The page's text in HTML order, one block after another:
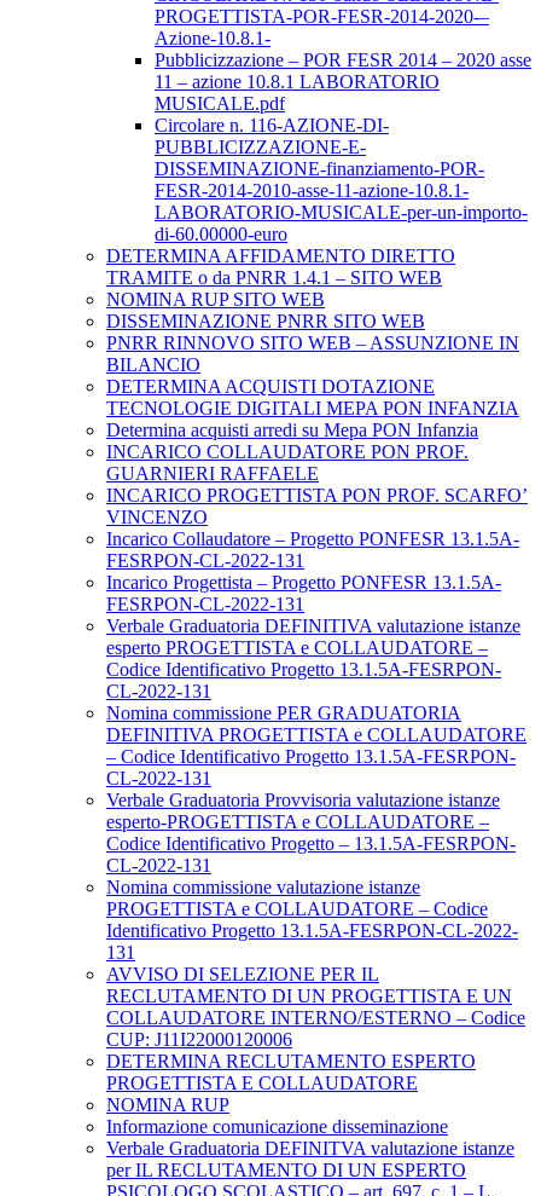
PROGETTISTA-POR-FESR-2014-2020-–
Azione-10.8.1-
Pubblicizzazione – POR FESR 2014 – 2020 asse
11 – azione 10.8.1 LABORATORIO
MUSICALE.pdf
Circolare n. 116-AZIONE-DI-
PUBBLICIZZAZIONE-E-
DISSEMINAZIONE-finanziamento-POR-
FESR-2014-2010-asse-11-azione-10.8.1-
LABORATORIO-MUSICALE-per-un-importo-
di-60.00000-euro
DETERMINA AFFIDAMENTO DIRETTO
TRAMITE o da PNRR 1.4.1 – SITO WEB
NOMINA RUP SITO WEB
DISSEMINAZIONE PNRR SITO WEB
PNRR RINNOVO SITO WEB – ASSUNZIONE IN
BILANCIO
DETERMINA ACQUISTI DOTAZIONE
TECNOLOGIE DIGITALI MEPA PON INFANZIA
Determina acquisti arredi su Mepa PON Infanzia
INCARICO COLLAUDATORE PON PROF.
GUARNIERI RAFFAELE
INCARICO PROGETTISTA PON PROF. SCARFO’
VINCENZO
Incarico Collaudatore – Progetto PONFESR 13.1.5A-
FESRPON-CL-2022-131
Incarico Progettista – Progetto PONFESR 13.1.5A-
FESRPON-CL-2022-131
Verbale Graduatoria DEFINITIVA valutazione istanze
esperto PROGETTISTA e COLLAUDATORE –
Codice Identificativo Progetto 13.1.5A-FESRPON-
CL-2022-131
Nomina commissione PER GRADUATORIA
DEFINITIVA PROGETTISTA e COLLAUDATORE
– Codice Identificativo Progetto 13.1.5A-FESRPON-
CL-2022-131
Verbale Graduatoria Provvisoria valutazione istanze
esperto-PROGETTISTA e COLLAUDATORE –
Codice Identificativo Progetto – 13.1.5A-FESRPON-
CL-2022-131
Nomina commissione valutazione istanze
PROGETTISTA e COLLAUDATORE – Codice
Identificativo Progetto 13.1.5A-FESRPON-CL-2022-
131
AVVISO DI SELEZIONE PER IL
RECLUTAMENTO DI UN PROGETTISTA E UN
COLLAUDATORE INTERNO/ESTERNO – Codice
CUP: J11I22000120006
DETERMINA RECLUTAMENTO ESPERTO
PROGETTISTA E COLLAUDATORE
NOMINA RUP
Informazione comunicazione disseminazione
Verbale Graduatoria DEFINITVA valutazione istanze
per IL RECLUTAMENTO DI UN ESPERTO